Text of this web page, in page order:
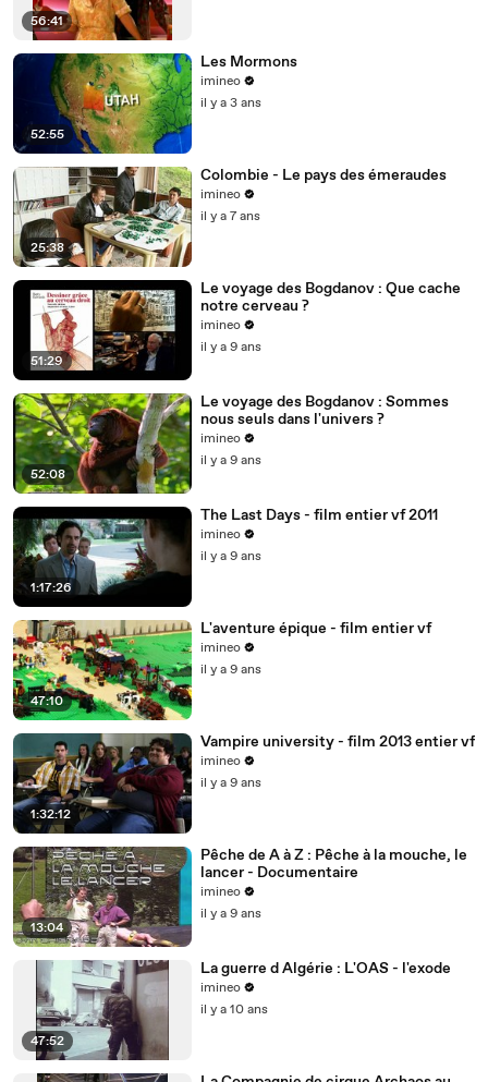
56:41
52:55
Les Mormons
imineo
il y a 3 ans
25:38
Colombie - Le pays des émeraudes
imineo
il y a 7 ans
51:29
Le voyage des Bogdanov : Que cache
notre cerveau ?
imineo
il y a 9 ans
52:08
Le voyage des Bogdanov : Sommes
nous seuls dans l'univers ?
imineo
il y a 9 ans
1:17:26
The Last Days - film entier vf 2011
imineo
il y a 9 ans
47:10
L'aventure épique - film entier vf
imineo
il y a 9 ans
1:32:12
Vampire university - film 2013 entier vf
imineo
il y a 9 ans
13:04
Pêche de A à Z : Pêche à la mouche, le
lancer - Documentaire
imineo
il y a 9 ans
47:52
La guerre d Algérie : L'OAS - l'exode
imineo
il y a 10 ans